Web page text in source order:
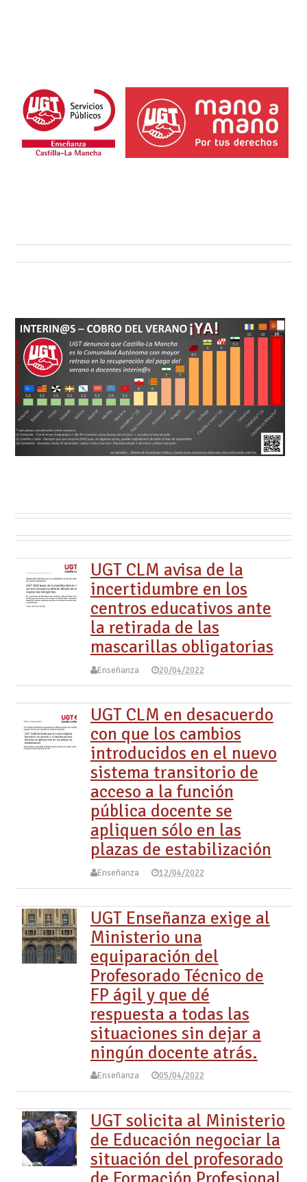
UGT CLM avisa de la
incertidumbre en los
centros educativos ante
la retirada de las
mascarillas obligatorias
Enseñanza 20/04/2022
UGT CLM en desacuerdo
con que los cambios
introducidos en el nuevo
sistema transitorio de
acceso a la función
pública docente se
apliquen sólo en las
plazas de estabilización
Enseñanza 12/04/2022
UGT Enseñanza exige al
Ministerio una
equiparación del
Profesorado Técnico de
FP ágil y que dé
respuesta a todas las
situaciones sin dejar a
ningún docente atrás.
Enseñanza 05/04/2022
UGT solicita al Ministerio
de Educación negociar la
situación del profesorado